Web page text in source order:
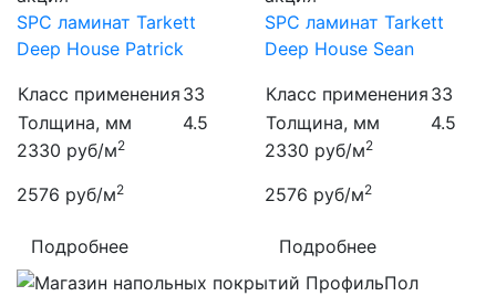
SPC ламинат Tarkett
Deep House Patrick
Класс применения 33
Толщина, мм
4.5
2330 руб/м2
2576 руб/м2
Подробнее
SPC ламинат Tarkett
Deep House Sean
Класс применения 33
Толщина, мм
4.5
2330 руб/м2
2576 руб/м2
Подробнее